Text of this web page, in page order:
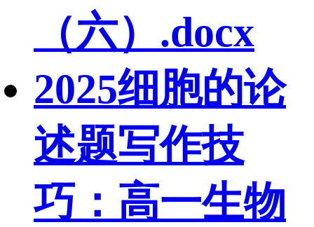
（六）.docx
2025细胞的论
述题写作技
巧：高一生物